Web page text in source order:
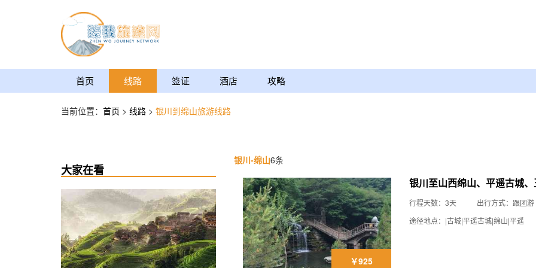
首页 线路 签证 酒店 攻略
当前位置： 首页 > 线路 > 银川到绵山旅游线路
大家在看
银川-绵山6条
￥925
银川至山西绵山、平遥古城
行程天数：3天
出行方式：跟团游
途径地点：|古城|平遥古城|绵山|平遥